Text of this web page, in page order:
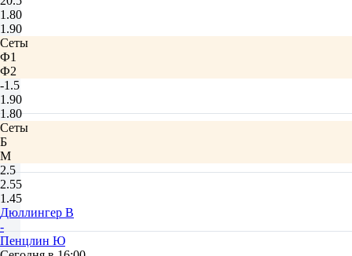
1.80
1.90
Сеты
Ф1
Ф2
-1.5
1.90
1.80
Сеты
Б
М
2.5
2.55
1.45
Дюллингер В
-
Пенцлин Ю